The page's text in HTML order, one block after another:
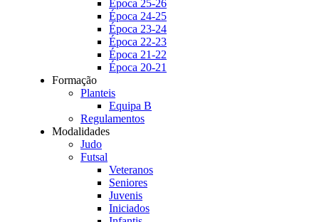
Época 25-26
Época 24-25
Época 23-24
Época 22-23
Época 21-22
Época 20-21
Formação
Planteis
Equipa B
Regulamentos
Modalidades
Judo
Futsal
Veteranos
Seniores
Juvenis
Iniciados